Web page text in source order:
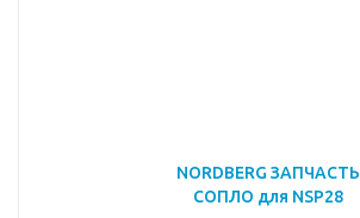
NORDBERG ЗАПЧАСТЬ
СОПЛО для NSP28